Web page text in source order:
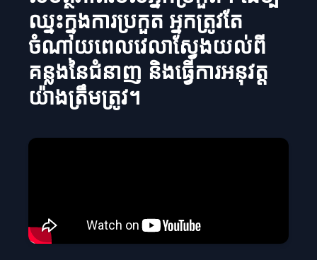
ឈ្នះក្នុងការប្រកួត អ្នកត្រូវតែ
ចំណាយពេលវេលាស្វែងយល់ពី
គន្លងនៃជំនាញ និងធ្វើការអនុវត្ត
យ៉ាងត្រឹមត្រូវ។